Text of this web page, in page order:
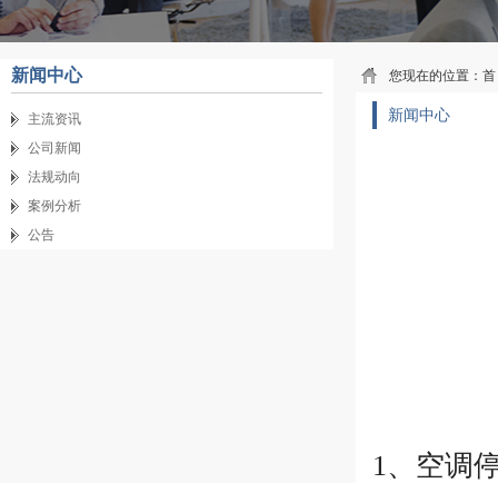
新闻中心
主流资讯
公司新闻
法规动向
案例分析
公告
您现在的位置： 首
新闻中心
1、空调